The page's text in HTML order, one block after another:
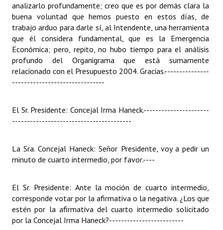
analizarlo profundamente; creo que es por demás clara la
buena voluntad que hemos puesto en estos días, de
trabajo arduo para darle sí, al Intendente, una herramienta
que él considera fundamental, que es la Emergencia
Económica; pero, repito, no hubo tiempo para el análisis
profundo del Organigrama que está sumamente
relacionado con el Presupuesto 2004. Gracias.---------------
-------------------------------
El Sr. Presidente: Concejal Irma Haneck.----------------------
----------------------------------------
La Sra. Concejal Haneck: Señor Presidente, voy a pedir un
minuto de cuarto intermedio, por favor.----
El Sr. Presidente: Ante la moción de cuarto intermedio,
corresponde votar por la afirmativa o la negativa. ¿Los que
estén por la afirmativa del cuarto intermedio solicitado
por la Concejal Irma Haneck?-------------------------